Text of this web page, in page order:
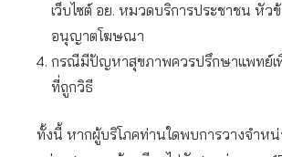
เว็บไซต์ อย. หมวดบริการประชาชน หัว
อนุญาตโฆษณา
กรณีมีปัญหาสุขภาพควรปรึกษาแพทย์เ
ที่ถูกวิธี
ทั้งนี้ หากผู้บริโภคท่านใดพบการวางจำห